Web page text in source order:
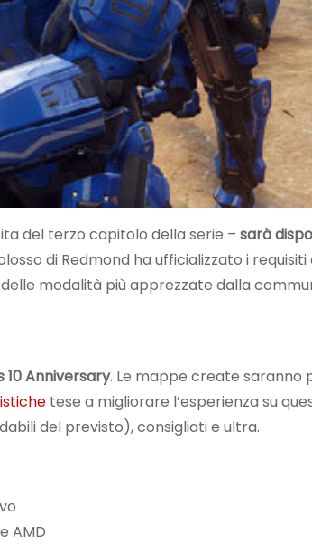
del terzo capitolo della serie – sarà
di Redmond ha ufficializzato i requisiti
modalità più apprezzate dalla
10 Anniversary. Le mappe create saranno
tese a migliorare l’esperienza su
del previsto), consigliati e ultra.
AMD